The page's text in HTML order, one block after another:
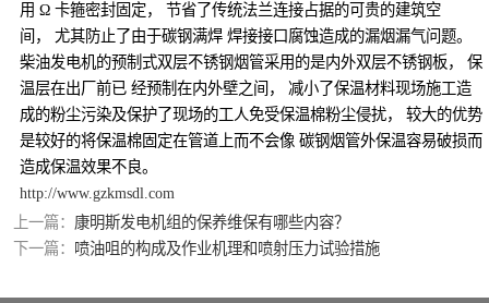
用 Ω 卡箍密封固定， 节省了传统法兰连接占据的可贵的建筑空
间， 尤其防止了由于碳钢满焊 焊接接口腐蚀造成的漏烟漏气问题。
柴油发电机的预制式双层不锈钢烟管采用的是内外双层不锈钢板， 保
温层在出厂前已 经预制在内外壁之间， 减小了保温材料现场施工造
成的粉尘污染及保护了现场的工人免受保温棉粉尘侵扰， 较大的优势
是较好的将保温棉固定在管道上而不会像 碳钢烟管外保温容易破损而
造成保温效果不良。
http://www.gzkmsdl.com
上一篇： 康明斯发电机组的保养维保有哪些内容？
下一篇：
喷油咀的构成及作业机理和喷射压力试验措施